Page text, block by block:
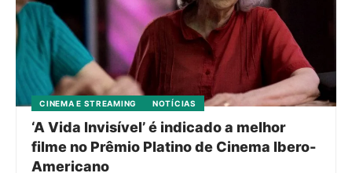
CINEMA E STREAMING NOTÍCIAS
‘A Vida Invisível’ é indicado a melhor
filme no Prêmio Platino de Cinema Ibero-
Americano